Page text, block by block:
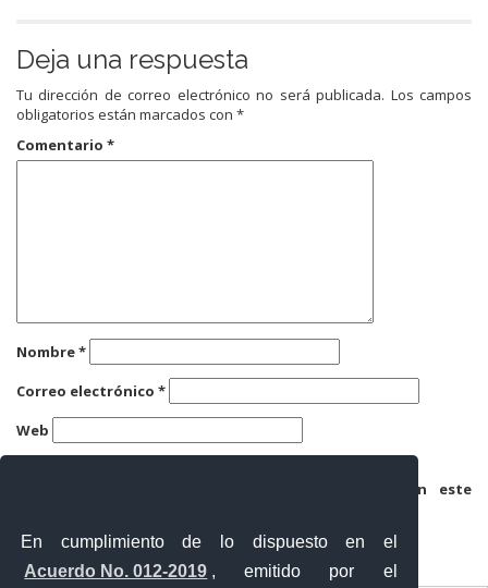
En cumplimiento de lo dispuesto en el
Acuerdo No. 012-2019 , emitido por el
Deja una respuesta
Tu dirección de correo electrónico no será publicada. Los campos
obligatorios están marcados con *
Comentario *
Nombre*
Correo electrónico *
Web
Guarda mi nombre, correo electrónico y web en este